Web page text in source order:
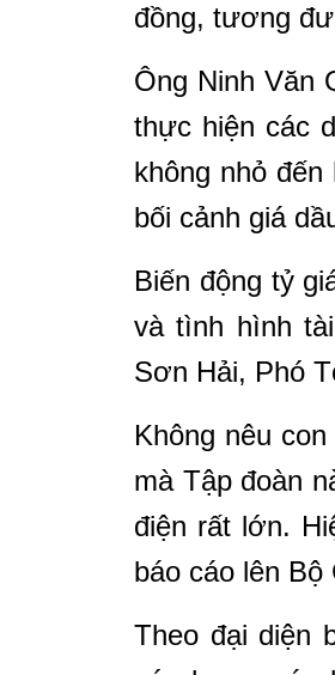
đồng, tương
Ông Ninh Văn
thực hiện các
không nhỏ
bối cảnh giá
Biến động tỷ
và tình hình
Sơn Hải, Phó
Không nêu
mà Tập đoàn
điện rất lớn.
báo cáo lên
Theo đại diện